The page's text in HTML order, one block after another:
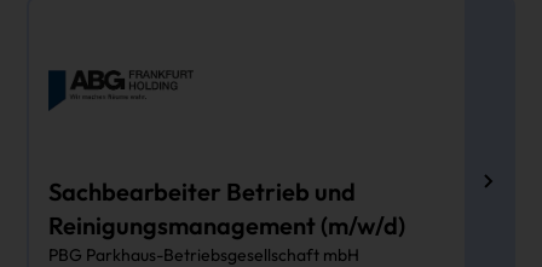
Sachbearbeiter Betrieb und
Reinigungsmanagement (m/w/d)
PBG Parkhaus-Betriebsgesellschaft mbH